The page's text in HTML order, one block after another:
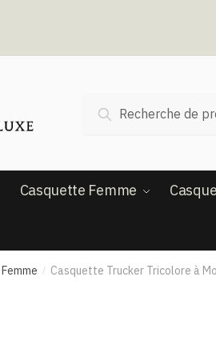
pour :
Recherche
Casquette Femme
/ Casquette Trucker Tricolore à